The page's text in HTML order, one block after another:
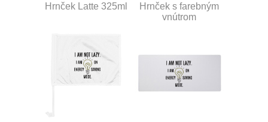
Hrnček Latte 325ml
Hrnček s farebným
vnútrom